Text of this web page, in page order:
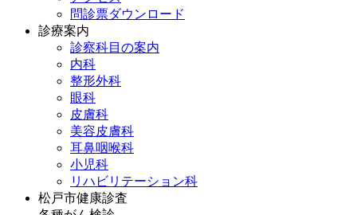
問診票ダウンロード
診療案内
診察科目の案内
内科
整形外科
眼科
皮膚科
美容皮膚科
耳鼻咽喉科
小児科
リハビリテーション科
松戸市健康診査